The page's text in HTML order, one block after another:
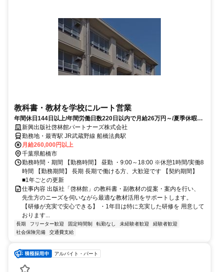
教科書・教材を学校にルート営業
年間休日144日以上/年間労働日数220日以内で月給26万円～/夏季休暇9
日・年末年始休暇も8日あり/未経験OK
新興出版社啓林館パートナーズ株式会社
勤務地・最寄駅 JR武蔵野線 船橋法典駅
月給260,000円以上
千葉県船橋市
勤務時間・期間 【勤務時間】 昼勤 ・9:00～18:00 ※休憩1時間/実働8
時間 【勤務期間】 長期 長期で働ける方、大歓迎です 【契約期間】
■1年ごとの更新
仕事内容 出版社「啓林館」の教科書・副教材の提案・案内を行い、
先生方のニーズを伺いながら最適な教材活用をサポートします。
【研修が充実で安心できる】 ・1年目は特に充実した研修を 用意して
おります...
長期 フリーター歓迎 固定時間制 転勤なし 未経験者歓迎
経験者歓迎
社会保険完備
交通費支給
アルバイト・パート